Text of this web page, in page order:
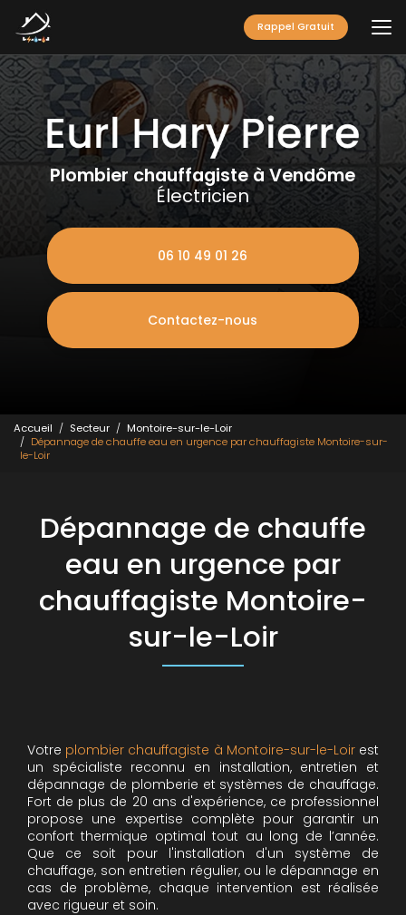
contenu
principal
Rappel Gratuit
Plombier chauffagiste à Vendôme
Électricien
06 10 49 01 26
Contactez-nous
Accueil Secteur
Montoire-sur-le-Loir
Dépannage de chauffe eau en urgence par chauffagiste Montoire-sur-
le-Loir
Dépannage de chauffe
eau en urgence par
chauffagiste Montoire-
sur-le-Loir
Votre plombier chauffagiste à Montoire-sur-le-Loir est
un spécialiste reconnu en installation, entretien et
dépannage de plomberie et systèmes de chauffage.
Fort de plus de 20 ans d'expérience, ce professionnel
propose une expertise complète pour garantir un
confort thermique optimal tout au long de l’année.
Que ce soit pour l'installation d'un système de
chauffage, son entretien régulier, ou le dépannage en
cas de problème, chaque intervention est réalisée
avec rigueur et soin.